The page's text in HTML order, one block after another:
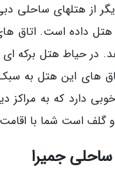
از هتلهای ساحلی
هتل داده است. اتاق
در حیاط هتل برکه ای
های این هتل به
گلف است شما با اقامت
جمیرا